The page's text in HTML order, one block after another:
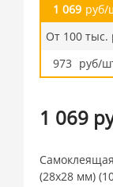
1 069 руб/
От 100 тыс.
973 руб/
1 069
(28x28 мм)